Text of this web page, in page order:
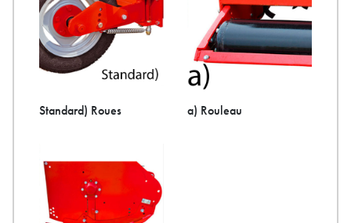
Standard) Roues a) Rouleau